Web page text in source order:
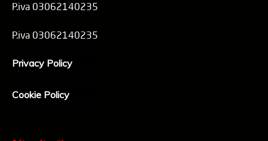
P.iva 03062140235
P.iva 03062140235
Privacy Policy
Cookie Policy